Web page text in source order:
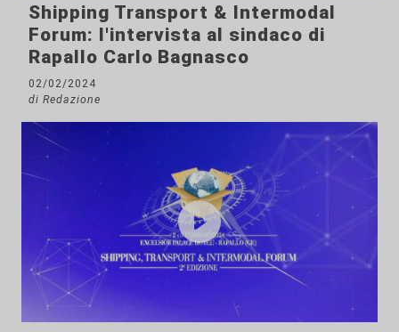
Shipping Transport & Intermodal
Forum: l'intervista al sindaco di
Rapallo Carlo Bagnasco
02/02/2024
di Redazione